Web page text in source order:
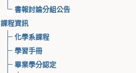
書報討論分組公告
課程資訊
化學系課程
學習手冊
畢業學分認定